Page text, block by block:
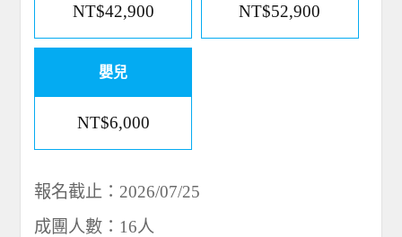
NT$42,900 NT$52,900
嬰兒
NT$6,000
報名截止：2026/07/25
成團人數：16人